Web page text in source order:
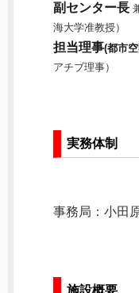
副センター長
海大学准教授）
担当理事(都市
アチブ理事）
実務体制
事務局：小田